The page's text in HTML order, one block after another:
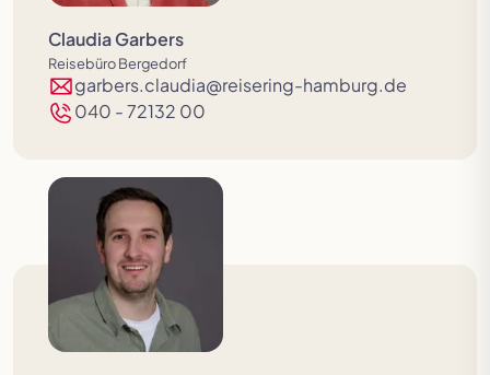
Claudia Garbers
Reisebüro Bergedorf
garbers.claudia@reisering-hamburg.de
040 - 72132 00